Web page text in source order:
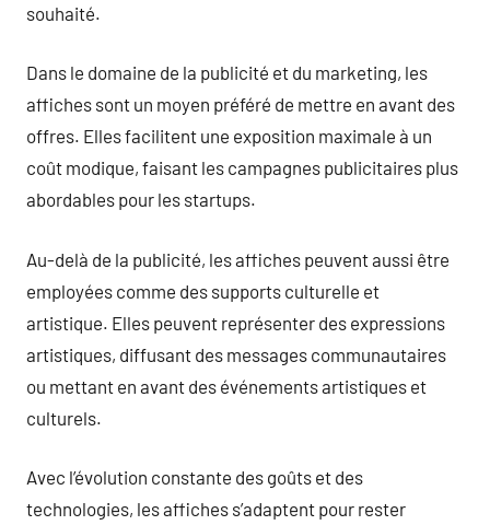
souhaité.
Dans le domaine de la publicité et du marketing, les
affiches sont un moyen préféré de mettre en avant des
offres. Elles facilitent une exposition maximale à un
coût modique, faisant les campagnes publicitaires plus
abordables pour les startups.
Au-delà de la publicité, les affiches peuvent aussi être
employées comme des supports culturelle et
artistique. Elles peuvent représenter des expressions
artistiques, diffusant des messages communautaires
ou mettant en avant des événements artistiques et
culturels.
Avec l’évolution constante des goûts et des
technologies, les affiches s’adaptent pour rester